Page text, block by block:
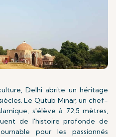
Delhi abrite un héritage
Le Qutub Minar, un chef-
s'élève à 72,5 mètres,
de l'histoire profonde de
pour les passionnés